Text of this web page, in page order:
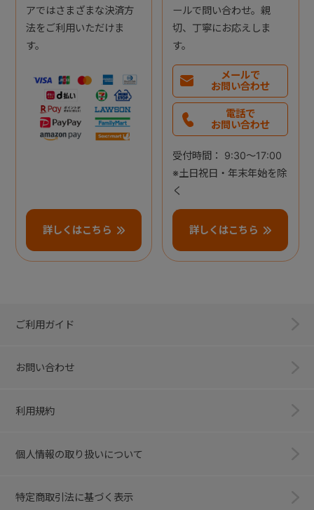
アではさまざまな決済方
法をご利用いただけま
す。
詳しくはこちら
ールで問い合わせ。親
切、丁寧にお応えしま
す。
メールで
お問い合わせ
電話で
お問い合わせ
受付時間： 9:30～17:00
※土日祝日・年末年始を除
く
詳しくはこちら
ご利用ガイド
お問い合わせ
利用規約
個人情報の取り扱いについて
特定商取引法に基づく表示